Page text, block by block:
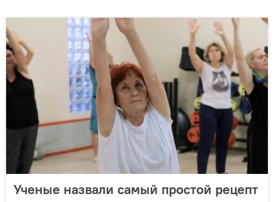
Ученые назвали самый простой рецепт